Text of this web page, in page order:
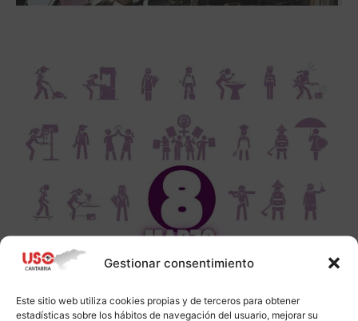
Gestionar consentimiento
Este sitio web utiliza cookies propias y de terceros para obtener
estadísticas sobre los hábitos de navegación del usuario, mejorar su